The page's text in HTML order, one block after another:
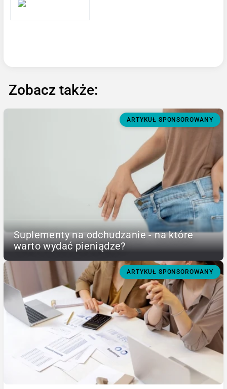
Zobacz także:
ARTYKUŁ SPONSOROWANY
Suplementy na odchudzanie - na które
warto wydać pieniądze?
ARTYKUŁ SPONSOROWANY